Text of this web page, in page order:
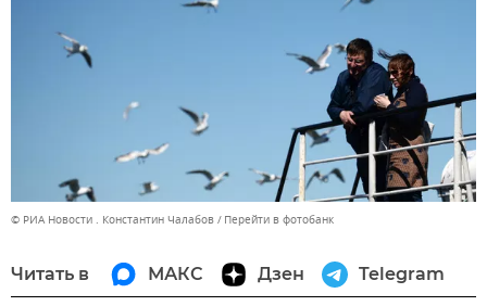
© РИА Новости . Константин Чалабов Перейти в фотобанк
Читать в МАКС Дзен Telegram